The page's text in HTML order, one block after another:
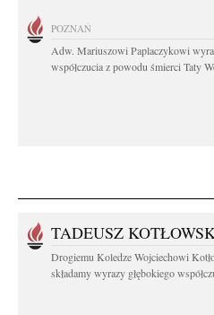
POZNAŃ
Adw. Mariuszowi Paplaczykowi
współczucia z powodu śmierci Taty
TADEUSZ
Drogiemu Koledze Wojciechowi
składamy wyrazy głębokiego